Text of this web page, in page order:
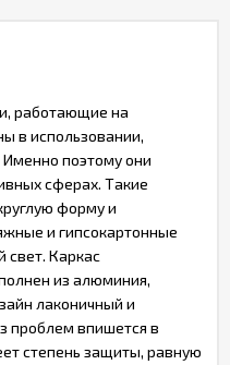
работающие на
в использовании,
Именно поэтому они
сферах. Такие
форму и
и гипсокартонные
свет. Каркас
из алюминия,
лаконичный и
проблем впишется в
степень защиты, равную